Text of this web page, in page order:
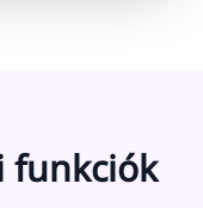
funkciók